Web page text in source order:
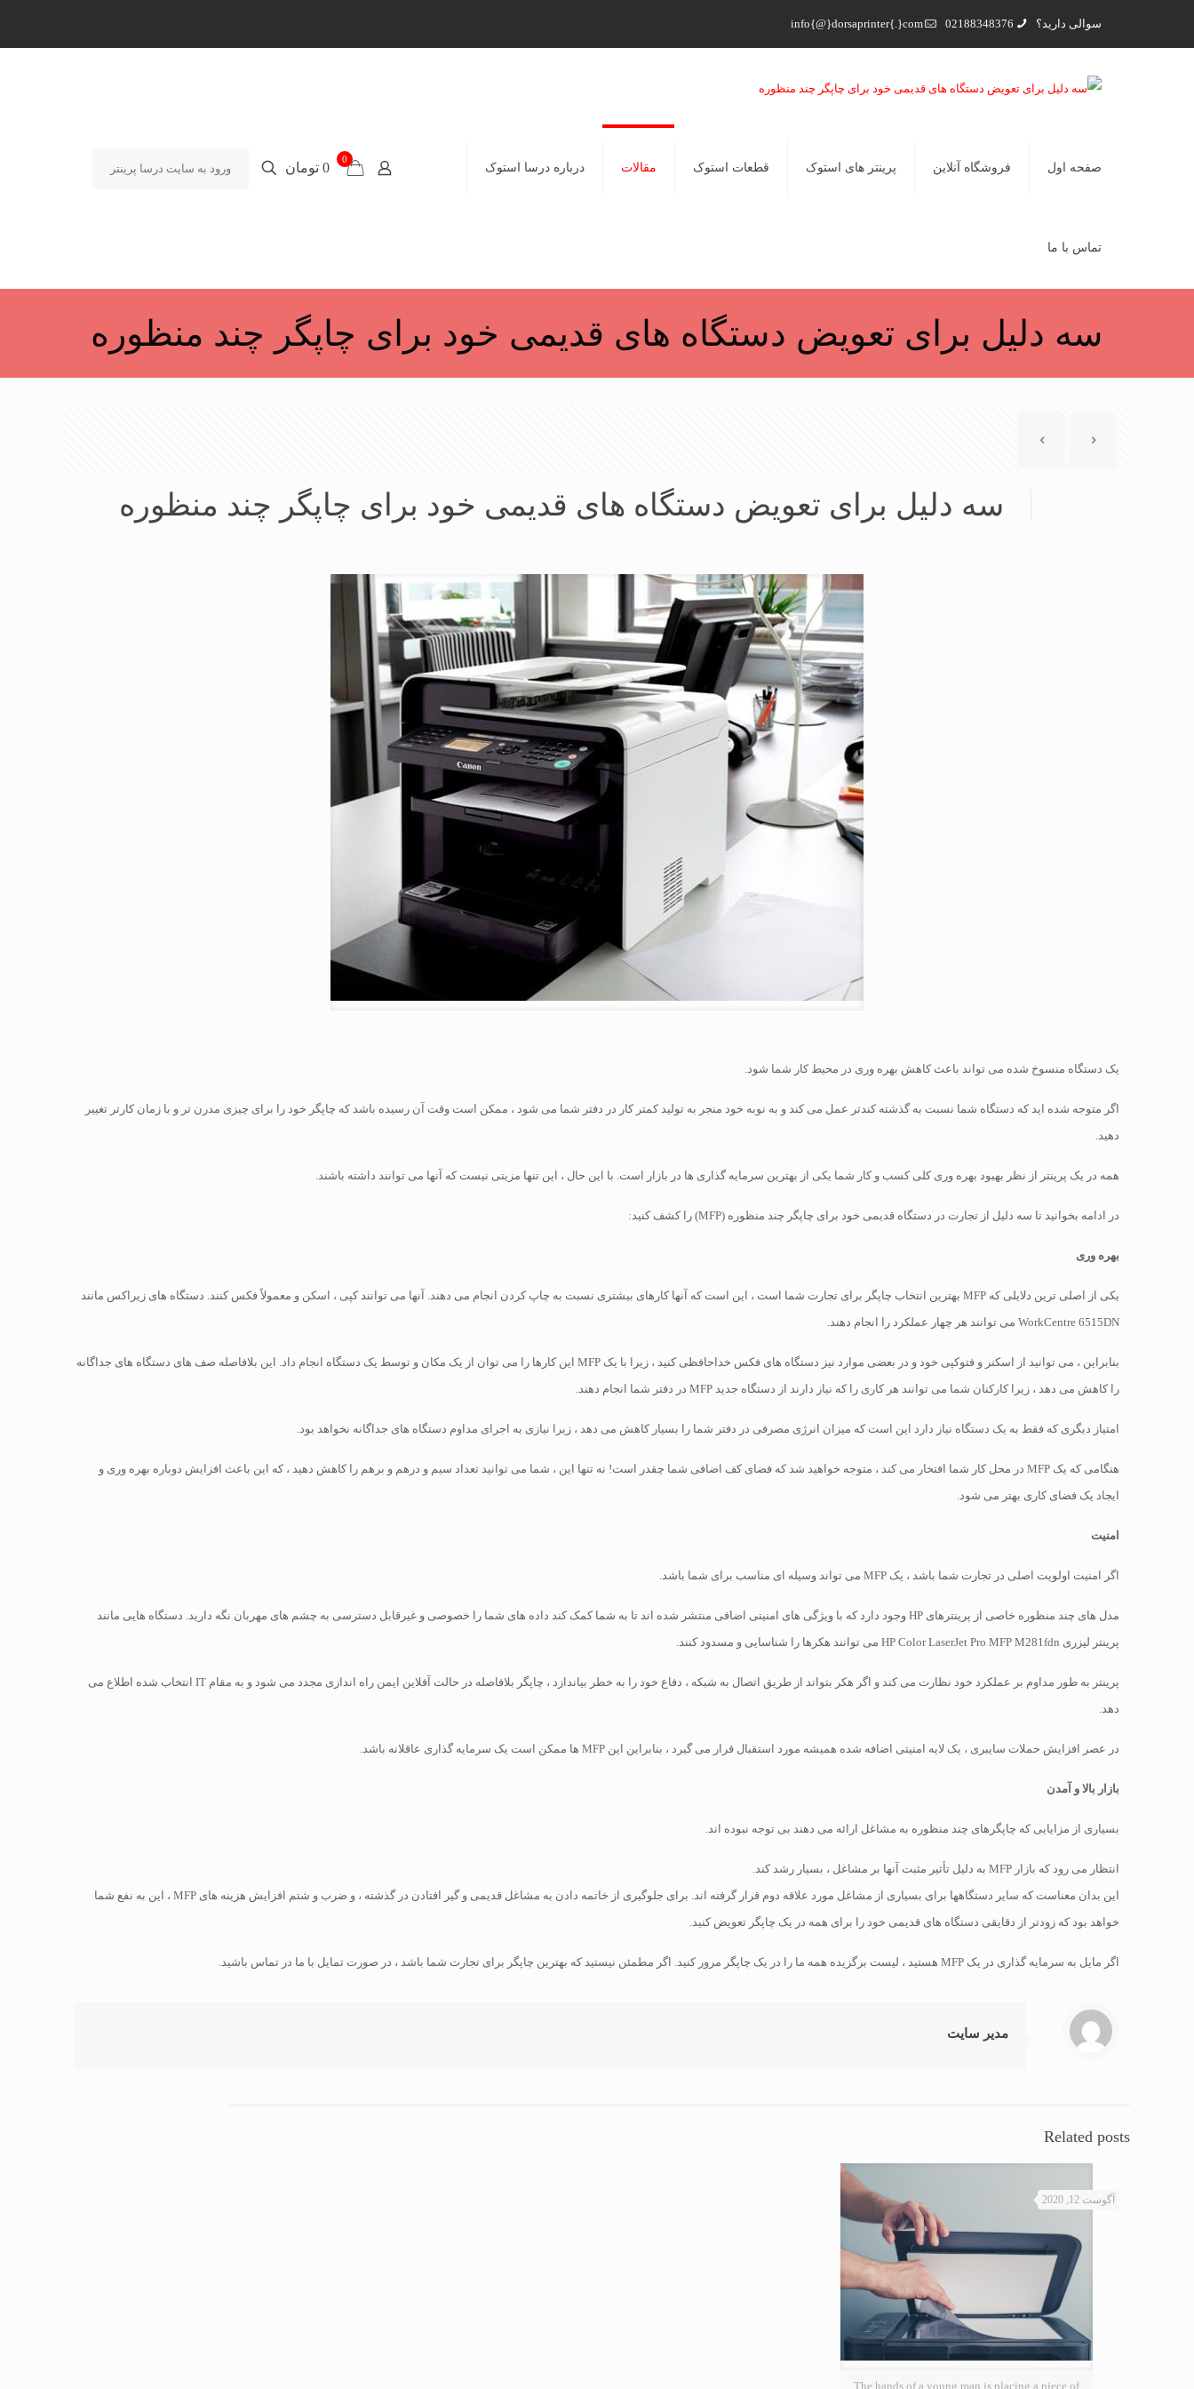
سوالی دارید؟ 02188348376
info{@}dorsaprinter{.}com
صفحه اول فروشگاه آنلاین پرینتر های استوک قطعات استوک مقالات درباره درسا استوک
تماس با ما
0
0 تومان ورود به سایت درسا پرینتر
سه دلیل برای تعویض دستگاه های قدیمی خود برای چاپگر چند منظوره
سه دلیل برای تعویض دستگاه های قدیمی خود برای چاپگر چند منظوره
یک دستگاه منسوخ شده می تواند باعث کاهش بهره وری در محیط کار شما شود.
اگر متوجه شده اید که دستگاه شما نسبت به گذشته کندتر عمل می کند و به نوبه خود منجر به تولید کمتر کار در دفتر شما می شود ، ممکن است وقت آن رسیده باشد که چاپگر خود را برای چیزی مدرن تر و با زمان کارتر تغییر
دهید.
همه در یک پرینتر از نظر بهبود بهره وری کلی کسب و کار شما یکی از بهترین سرمایه گذاری ها در بازار است. با این حال ، این تنها مزیتی نیست که آنها می توانند داشته باشند.
در ادامه بخوانید تا سه دلیل از تجارت در دستگاه قدیمی خود برای چاپگر چند منظوره (MFP) را کشف کنید:
بهره وری
یکی از اصلی ترین دلایلی که MFP بهترین انتخاب چاپگر برای تجارت شما است ، این است که آنها کارهای بیشتری نسبت به چاپ کردن انجام می دهند. آنها می توانند کپی ، اسکن و معمولاً فکس کنند. دستگاه های زیراکس مانند
WorkCentre 6515DN می توانند هر چهار عملکرد را انجام دهند.
بنابراین ، می توانید از اسکنر و فتوکپی خود و در بعضی موارد نیز دستگاه های فکس خداحافظی کنید ، زیرا با یک MFP این کارها را می توان از یک مکان و توسط یک دستگاه انجام داد. این بلافاصله صف های دستگاه های جداگانه
را کاهش می دهد ، زیرا کارکنان شما می توانند هر کاری را که نیاز دارند از دستگاه جدید MFP در دفتر شما انجام دهند.
امتیاز دیگری که فقط به یک دستگاه نیاز دارد این است که میزان انرژی مصرفی در دفتر شما را بسیار کاهش می دهد ، زیرا نیازی به اجرای مداوم دستگاه های جداگانه نخواهد بود.
هنگامی که یک MFP در محل کار شما افتخار می کند ، متوجه خواهید شد که فضای کف اضافی شما چقدر است! نه تنها این ، شما می توانید تعداد سیم و درهم و برهم را کاهش دهید ، که این باعث افزایش دوباره بهره وری و
ایجاد یک فضای کاری بهتر می شود.
امنیت
اگر امنیت اولویت اصلی در تجارت شما باشد ، یک MFP می تواند وسیله ای مناسب برای شما باشد.
مدل های چند منظوره خاصی از پرینترهای HP وجود دارد که با ویژگی های امنیتی اضافی منتشر شده اند تا به شما کمک کند داده های شما را خصوصی و غیرقابل دسترسی به چشم های مهربان نگه دارید. دستگاه هایی مانند
پرینتر لیزری HP Color LaserJet Pro MFP M281fdn می توانند هکرها را شناسایی و مسدود کنند.
پرینتر به طور مداوم بر عملکرد خود نظارت می کند و اگر هکر بتواند از طریق اتصال به شبکه ، دفاع خود را به خطر بیاندازد ، چاپگر بلافاصله در حالت آفلاین ایمن راه اندازی مجدد می شود و به مقام IT انتخاب شده اطلاع می
دهد.
در عصر افزایش حملات سایبری ، یک لایه امنیتی اضافه شده همیشه مورد استقبال قرار می گیرد ، بنابراین این MFP ها ممکن است یک سرمایه گذاری عاقلانه باشد.
بازار بالا و آمدن
بسیاری از مزایایی که چاپگرهای چند منظوره به مشاغل ارائه می دهند بی توجه نبوده اند.
انتظار می رود که بازار MFP به دلیل تأثیر مثبت آنها بر مشاغل ، بسیار رشد کند.
این بدان معناست که سایر دستگاهها برای بسیاری از مشاغل مورد علاقه دوم قرار گرفته اند. برای جلوگیری از خاتمه دادن به مشاغل قدیمی و گیر افتادن در گذشته ، و ضرب و شتم افزایش هزینه های MFP ، این به نفع شما
خواهد بود که زودتر از دقایقی دستگاه های قدیمی خود را برای همه در یک چاپگر تعویض کنید.
اگر مایل به سرمایه گذاری در یک MFP هستید ، لیست برگزیده همه ما را در یک چاپگر مرور کنید. اگر مطمئن نیستید که بهترین چاپگر برای تجارت شما باشد ، در صورت تمایل با ما در تماس باشید.
مدیر سایت
Related posts
The hands of a young man is placing a piece of
آگوست 12, 2020